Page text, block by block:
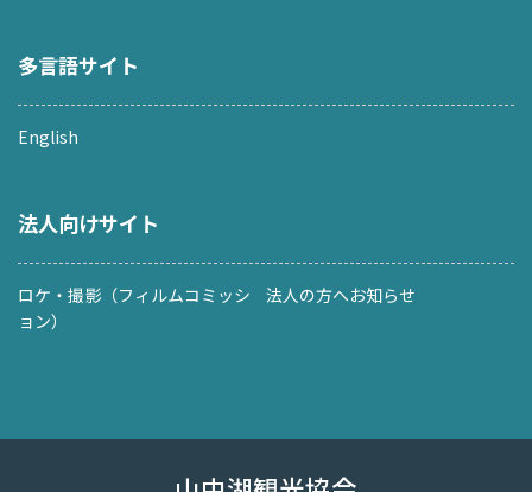
多言語サイト
English
法人向けサイト
ロケ・撮影（フィルムコミッシ
ョン）
法人の方へお知らせ